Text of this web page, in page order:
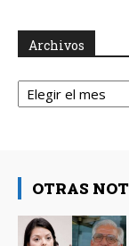
Archivos
Archivos
OTRAS